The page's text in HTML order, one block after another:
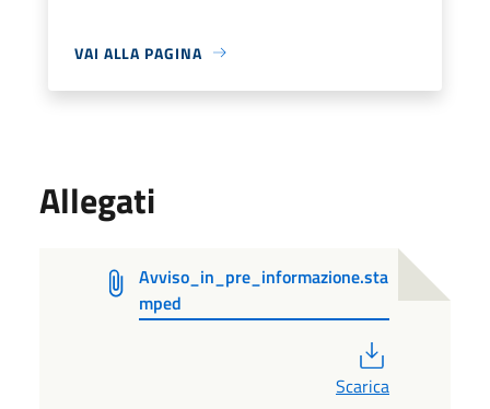
VAI ALLA PAGINA
Allegati
Avviso_in_pre_informazione.sta
mped
Scarica